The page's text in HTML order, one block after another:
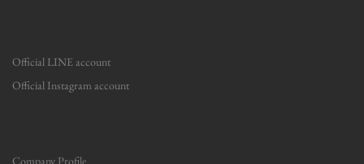
Official LINE account
Official Instagram account